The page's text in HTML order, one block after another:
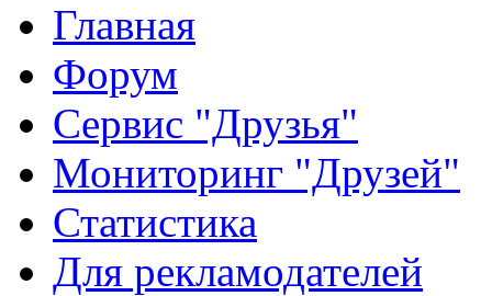
Главная
Форум
Сервис "Друзья"
Мониторинг "Друзей"
Статистика
Для рекламодателей